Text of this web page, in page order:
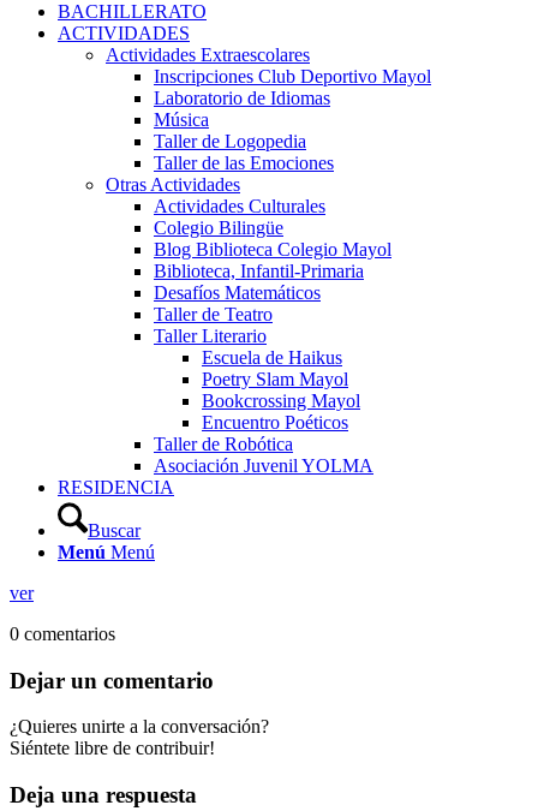
BACHILLERATO
ACTIVIDADES
Actividades Extraescolares
Inscripciones Club Deportivo Mayol
Laboratorio de Idiomas
Música
Taller de Logopedia
Taller de las Emociones
Otras Actividades
Actividades Culturales
Colegio Bilingüe
Blog Biblioteca Colegio Mayol
Biblioteca, Infantil-Primaria
Desafíos Matemáticos
Taller de Teatro
Taller Literario
Escuela de Haikus
Poetry Slam Mayol
Bookcrossing Mayol
Encuentro Poéticos
Taller de Robótica
Asociación Juvenil YOLMA
RESIDENCIA
Buscar
Menú Menú
ver
0 comentarios
Dejar un comentario
¿Quieres unirte a la conversación?
Siéntete libre de contribuir!
Deja una respuesta